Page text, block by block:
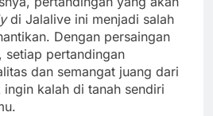
di Jalalive ini menjadi salah
Dengan persaingan
setiap pertandingan
dan semangat juang dari
kalah di tanah sendiri